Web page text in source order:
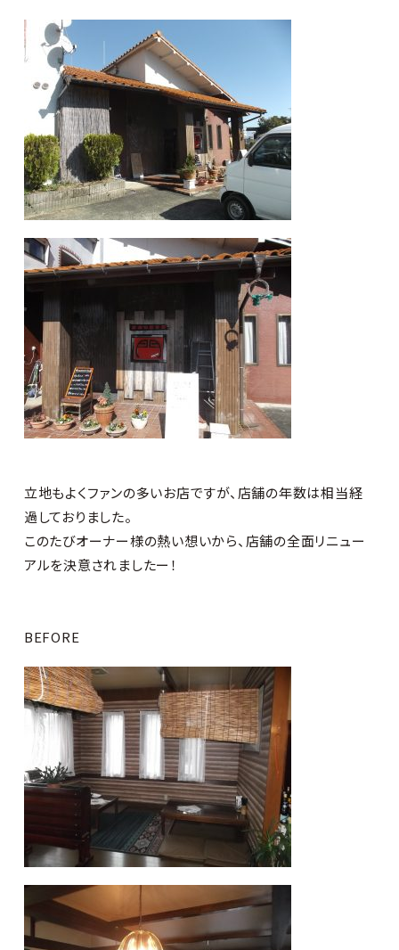
立地もよくファンの多いお店ですが、店舗の年数は相当経
過しておりました。
このたびオーナー様の熱い想いから、店舗の全面リニュー
アルを決意されましたー！
BEFORE